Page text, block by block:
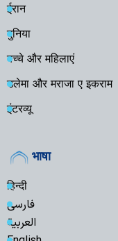
ईरान
दुनिया
बच्चे और महिलाएं
उलेमा और मराजा ए इकराम
इंटरव्यू
भाषा
हिन्दी
فارسی
العربية